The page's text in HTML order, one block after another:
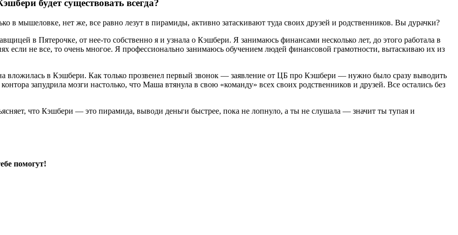
будет существовать всегда?
в мышеловке, нет же, все равно лезут в пирамиды, активно затаскивают туда своих друзей и родственников. Вы дурачки?
в Пятерочке, от нее-то собственно я и узнала о Кэшбери. Я занимаюсь финансами несколько лет, до этого работала в
если не все, то очень многое. Я профессионально занимаюсь обучением людей финансовой грамотности, вытаскиваю их из
вложилась в Кэшбери. Как только прозвенел первый звонок — заявление от ЦБ про Кэшбери — нужно было сразу выводить
запудрила мозги настолько, что Маша втянула в свою «команду» всех своих родственников и друзей. Все остались без
что Кэшбери — это пирамида, выводи деньги быстрее, пока не лопнуло, а ты не слушала — значит ты тупая и
помогут!